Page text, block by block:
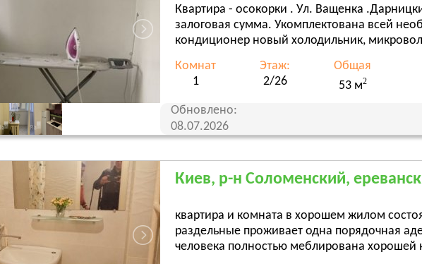
Квартира - осокорки . Ул. Ващенка
залоговая сумма. Укомплектована всей
кондиционер новый холодильник,
Комнат
1
Этаж:
2/26
Общая
53 м2
Обновлено:
08.07.2026
Киев, р-н Соломенский,
квартира и комната в хорошем жилом
раздельные проживает одна порядочная
человека полностью меблирована